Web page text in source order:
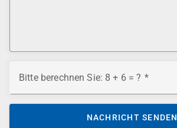
Bitte berechnen Sie: 8 + 6 = ?
NACHRICHT SENDEN